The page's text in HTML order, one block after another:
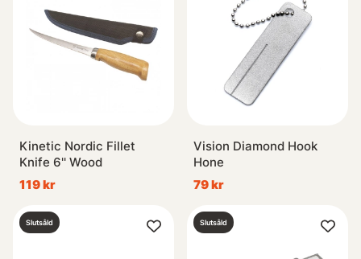
Kinetic Nordic Fillet
Knife 6'' Wood
119 kr
Vision Diamond Hook
Hone
79 kr
Slutsåld Slutsåld